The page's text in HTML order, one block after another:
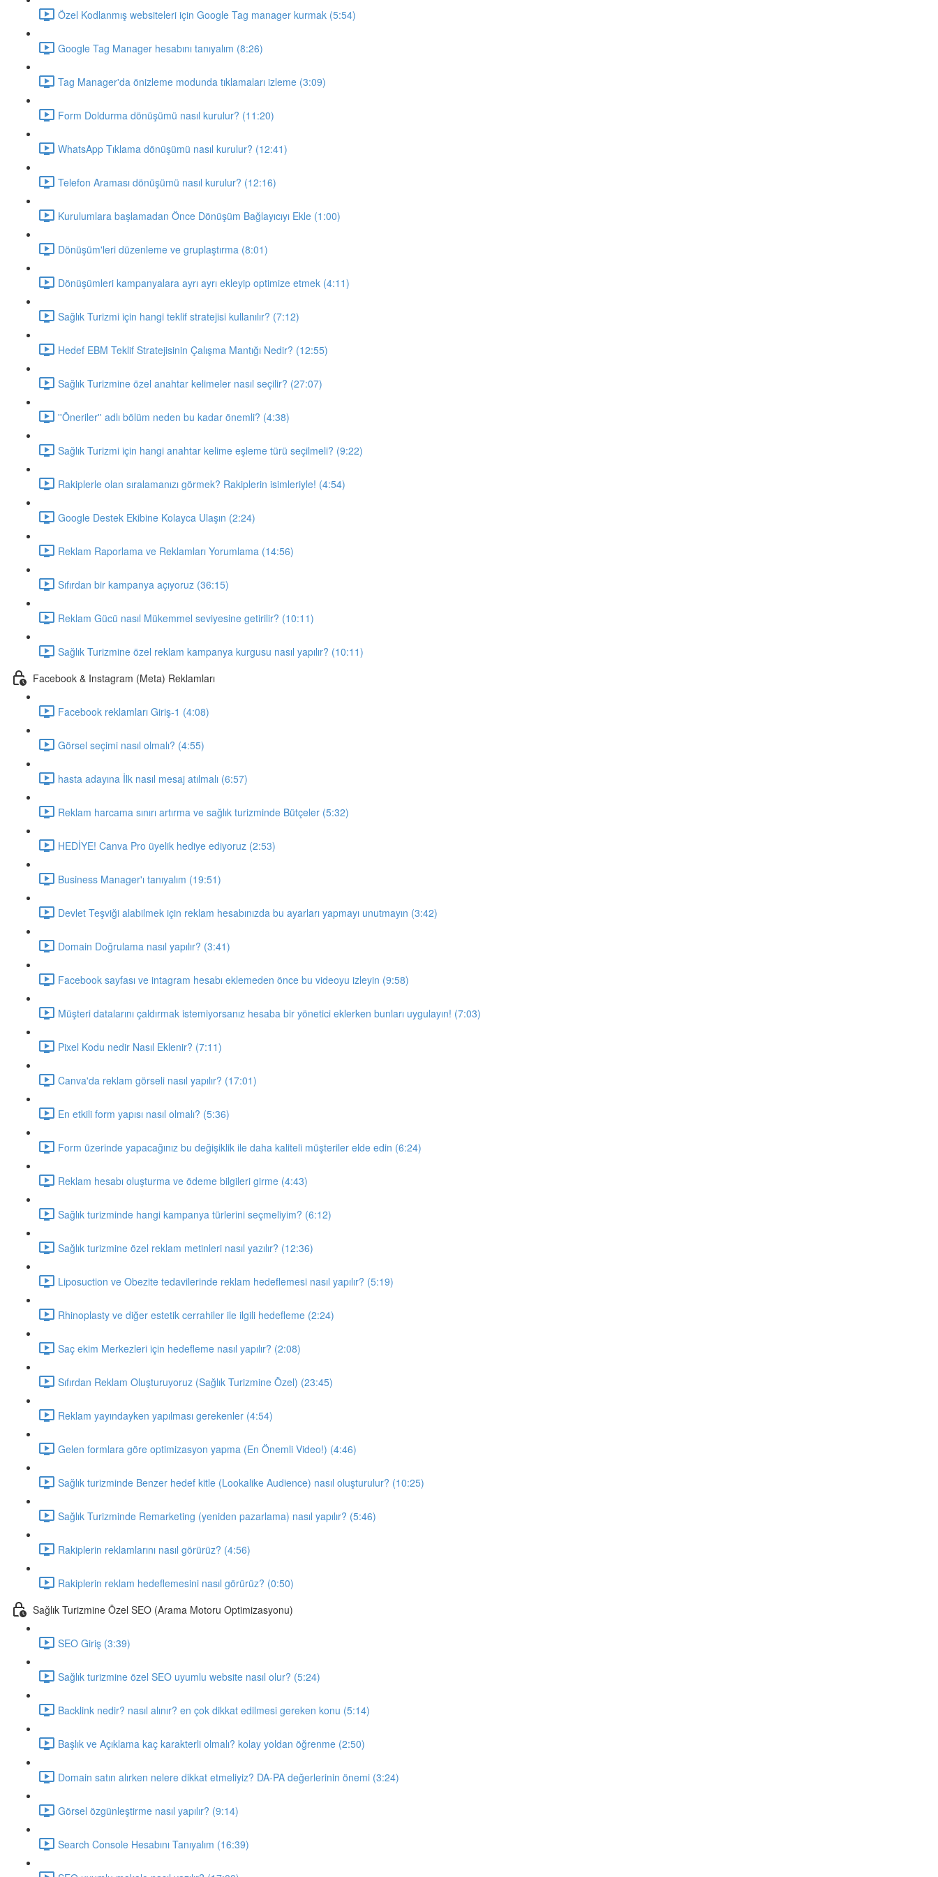
Özel Kodlanmış websiteleri için Google Tag manager kurmak (5:54)
Google Tag Manager hesabını tanıyalım (8:26)
Tag Manager'da önizleme modunda tıklamaları izleme (3:09)
Form Doldurma dönüşümü nasıl kurulur? (11:20)
WhatsApp Tıklama dönüşümü nasıl kurulur? (12:41)
Telefon Araması dönüşümü nasıl kurulur? (12:16)
Kurulumlara başlamadan Önce Dönüşüm Bağlayıcıyı Ekle (1:00)
Dönüşüm'leri düzenleme ve gruplaştırma (8:01)
Dönüşümleri kampanyalara ayrı ayrı ekleyip optimize etmek (4:11)
Sağlık Turizmi için hangi teklif stratejisi kullanılır? (7:12)
Hedef EBM Teklif Stratejisinin Çalışma Mantığı Nedir? (12:55)
Sağlık Turizmine özel anahtar kelimeler nasıl seçilir? (27:07)
''Öneriler'' adlı bölüm neden bu kadar önemli? (4:38)
Sağlık Turizmi için hangi anahtar kelime eşleme türü seçilmeli? (9:22)
Rakiplerle olan sıralamanızı görmek? Rakiplerin isimleriyle! (4:54)
Google Destek Ekibine Kolayca Ulaşın (2:24)
Reklam Raporlama ve Reklamları Yorumlama (14:56)
Sıfırdan bir kampanya açıyoruz (36:15)
Reklam Gücü nasıl Mükemmel seviyesine getirilir? (10:11)
Sağlık Turizmine özel reklam kampanya kurgusu nasıl yapılır? (10:11)
Facebook & Instagram (Meta) Reklamları
Facebook reklamları Giriş-1 (4:08)
Görsel seçimi nasıl olmalı? (4:55)
hasta adayına İlk nasıl mesaj atılmalı (6:57)
Reklam harcama sınırı artırma ve sağlık turizminde Bütçeler (5:32)
HEDİYE! Canva Pro üyelik hediye ediyoruz (2:53)
Business Manager'ı tanıyalım (19:51)
Devlet Teşviği alabilmek için reklam hesabınızda bu ayarları yapmayı unutmayın (3:42)
Domain Doğrulama nasıl yapılır? (3:41)
Facebook sayfası ve intagram hesabı eklemeden önce bu videoyu izleyin (9:58)
Müşteri datalarını çaldırmak istemiyorsanız hesaba bir yönetici eklerken bunları uygulayın! (7:03)
Pixel Kodu nedir Nasıl Eklenir? (7:11)
Canva'da reklam görseli nasıl yapılır? (17:01)
En etkili form yapısı nasıl olmalı? (5:36)
Form üzerinde yapacağınız bu değişiklik ile daha kaliteli müşteriler elde edin (6:24)
Reklam hesabı oluşturma ve ödeme bilgileri girme (4:43)
Sağlık turizminde hangi kampanya türlerini seçmeliyim? (6:12)
Sağlık turizmine özel reklam metinleri nasıl yazılır? (12:36)
Liposuction ve Obezite tedavilerinde reklam hedeflemesi nasıl yapılır? (5:19)
Rhinoplasty ve diğer estetik cerrahiler ile ilgili hedefleme (2:24)
Saç ekim Merkezleri için hedefleme nasıl yapılır? (2:08)
Sıfırdan Reklam Oluşturuyoruz (Sağlık Turizmine Özel) (23:45)
Reklam yayındayken yapılması gerekenler (4:54)
Gelen formlara göre optimizasyon yapma (En Önemli Video!) (4:46)
Sağlık turizminde Benzer hedef kitle (Lookalike Audience) nasıl oluşturulur? (10:25)
Sağlık Turizminde Remarketing (yeniden pazarlama) nasıl yapılır? (5:46)
Rakiplerin reklamlarını nasıl görürüz? (4:56)
Rakiplerin reklam hedeflemesini nasıl görürüz? (0:50)
Sağlık Turizmine Özel SEO (Arama Motoru Optimizasyonu)
SEO Giriş (3:39)
Sağlık turizmine özel SEO uyumlu website nasıl olur? (5:24)
Backlink nedir? nasıl alınır? en çok dikkat edilmesi gereken konu (5:14)
Başlık ve Açıklama kaç karakterli olmalı? kolay yoldan öğrenme (2:50)
Domain satın alırken nelere dikkat etmeliyiz? DA-PA değerlerinin önemi (3:24)
Görsel özgünleştirme nasıl yapılır? (9:14)
Search Console Hesabını Tanıyalım (16:39)